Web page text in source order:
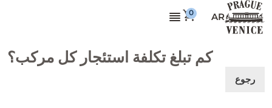
AR
كم تبلغ تكلفة استئجار كل مركب؟
رجوع